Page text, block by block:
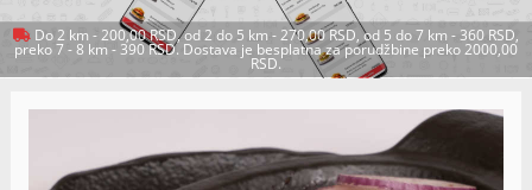
Do 2 km - 200,00 RSD, od 2 do 5 km - 270,00 RSD, od 5 do 7 km - 360 RSD,
preko 7 - 8 km - 390 RSD. Dostava je besplatna za porudžbine preko 2000,00
RSD.
VRATI SE NA JELOVNIK